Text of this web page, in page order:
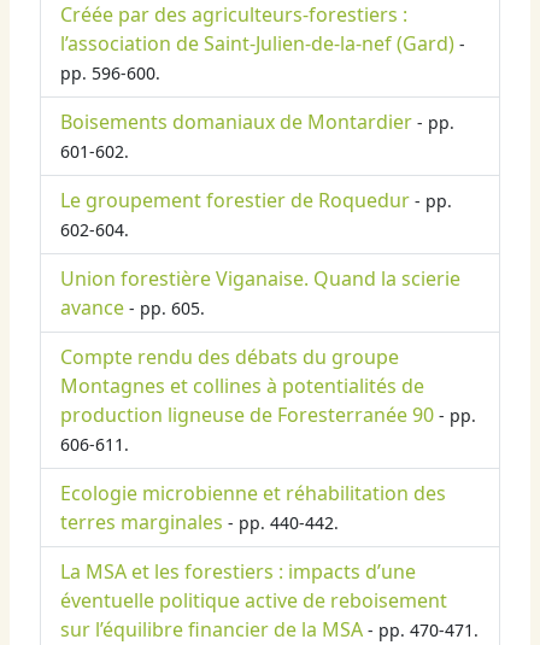
Créée par des agriculteurs-forestiers :
l’association de Saint-Julien-de-la-nef (Gard) -
pp. 596-600.
Boisements domaniaux de Montardier - pp.
601-602.
Le groupement forestier de Roquedur - pp.
602-604.
Union forestière Viganaise. Quand la scierie
avance - pp. 605.
Compte rendu des débats du groupe
Montagnes et collines à potentialités de
production ligneuse de Foresterranée 90 - pp.
606-611.
Ecologie microbienne et réhabilitation des
terres marginales - pp. 440-442.
La MSA et les forestiers : impacts d’une
éventuelle politique active de reboisement
sur l’équilibre financier de la MSA - pp. 470-471.